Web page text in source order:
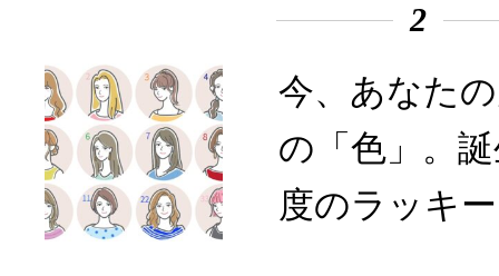
2
今、あなた
の「色」。
度のラッキ